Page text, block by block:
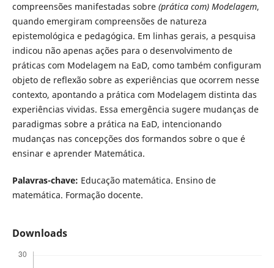
compreensões manifestadas sobre (prática com) Modelagem,
quando emergiram compreensões de natureza
epistemológica e pedagógica. Em linhas gerais, a pesquisa
indicou não apenas ações para o desenvolvimento de
práticas com Modelagem na EaD, como também configuram
objeto de reflexão sobre as experiências que ocorrem nesse
contexto, apontando a prática com Modelagem distinta das
experiências vividas. Essa emergência sugere mudanças de
paradigmas sobre a prática na EaD, intencionando
mudanças nas concepções dos formandos sobre o que é
ensinar e aprender Matemática.
Palavras-chave: Educação matemática. Ensino de
matemática. Formação docente.
Downloads